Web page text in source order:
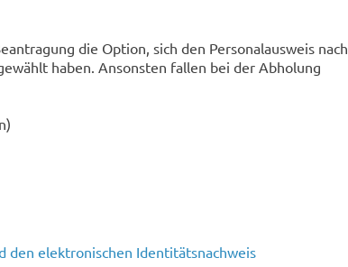
die Option, sich den Personalausweis nach
haben. Ansonsten fallen bei der Abholung
den elektronischen Identitätsnachweis